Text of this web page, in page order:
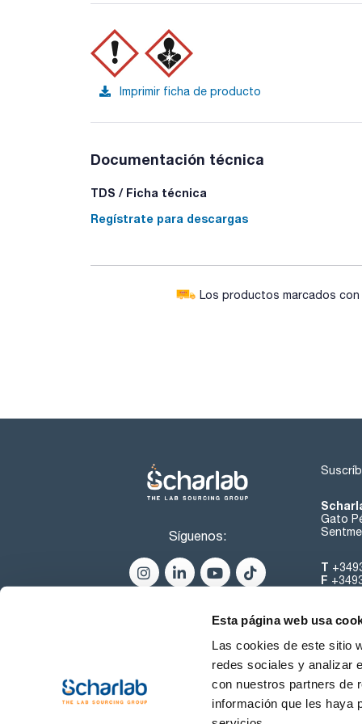
Esta página web usa
Las cookies de este sitio
redes sociales y analizar
con nuestros partners de
información que les haya
Imprimir ficha de producto
Documentación técnica
TDS / Ficha técnica
Regístrate para descargas
Los productos marcados con
Síguenos:
Gato
T
F